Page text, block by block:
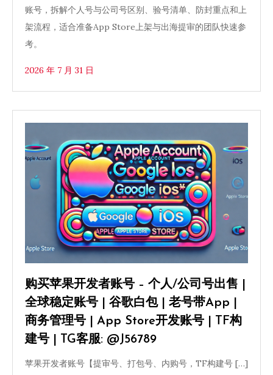
账号，拆解个人号与公司号区别、验号清单、防封重点和上
架流程，适合准备App Store上架与出海提审的团队快速参
考。
2026 年 7 月 31 日
购买苹果开发者账号 – 个人/公司号出售 |
全球稳定账号 | 谷歌白包 | 老号带App |
商务管理号 | App Store开发账号 | TF构
建号 | TG客服: @J56789
苹果开发者账号【提审号、打包号、内购号，TF构建号 […]